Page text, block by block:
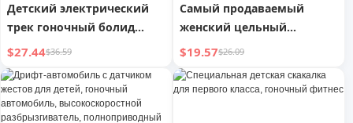
Детский электрический
трек гоночный болид
игрушечный трек
головоломка подарок на
день рождения 2025
малыш
$27.44$36.59
Самый продаваемый
женский цельный
гоночный купальник 2024
года, скрывающий
недостатки фигуры
$19.57$26.09